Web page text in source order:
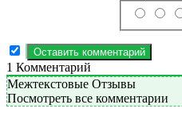
1 Комментарий
Межтекстовые Отзывы
Посмотреть все комментарии